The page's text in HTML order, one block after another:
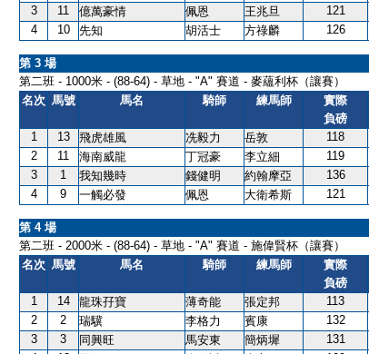
3
11 億萬豪情 佩恩 王兆旦 121
4
10 先知 胡活士 方祿麟 126
第 3 場
第二班 - 1000米 - (88-64) - 草地 - "A" 賽道 - 麥蘊利杯（讓賽）
名次 馬號 馬名 騎師 練馬師
實際
負磅
1 13 飛虎雄風 冼毅力 岳敦 118
2
11 海南威龍 丁冠豪 李立細 119
3
1 我知幾時 錢健明 約翰摩亞 136
4
9 一觸必發 佩恩 大衛希斯 121
第 4 場
第二班 - 2000米 - (88-64) - 草地 - "A" 賽道 - 施偉賢杯（讓賽）
名次 馬號 馬名 騎師 練馬師
實際
負磅
1 14 龍珠孖寶 薄奇能 張定邦 113
2
2 瑞驥 李格力 賓康 132
3
3 同興旺 馬安東 簡炳墀 131